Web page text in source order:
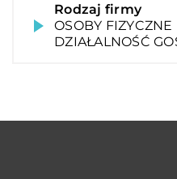
Rodzaj firmy
OSOBY
DZIAŁALNOŚĆ